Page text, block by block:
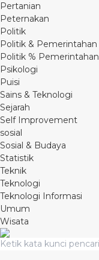
Pertanian
Peternakan
Politik
Politik & Pemerintahan
Politik % Pemerintahan
Psikologi
Puisi
Sains & Teknologi
Sejarah
Self Improvement
sosial
Sosial & Budaya
Statistik
Teknik
Teknologi
Teknologi Informasi
Umum
Wisata